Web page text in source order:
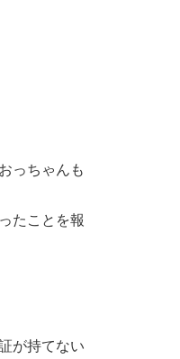
っちゃんも
たことを報
が持てない